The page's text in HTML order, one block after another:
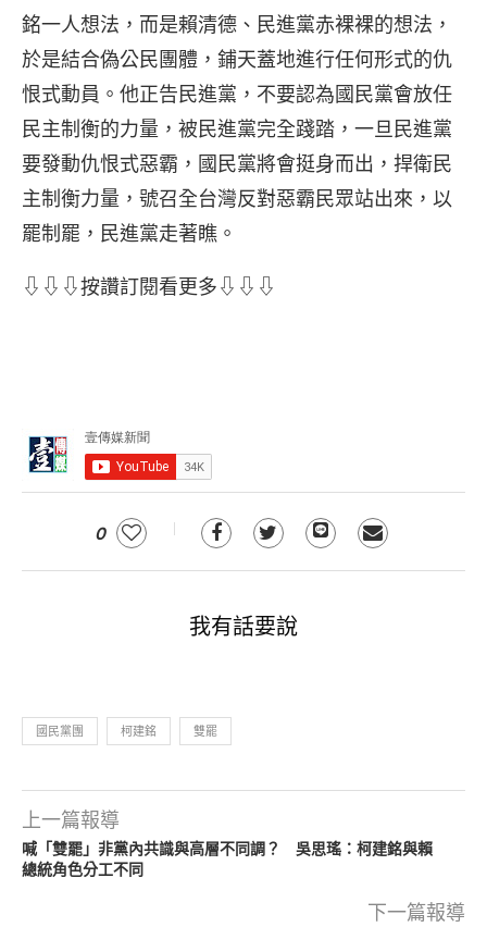
銘一人想法，而是賴清德、民進黨赤裸裸的想法，
於是結合偽公民團體，鋪天蓋地進行任何形式的仇
恨式動員。他正告民進黨，不要認為國民黨會放任
民主制衡的力量，被民進黨完全踐踏，一旦民進黨
要發動仇恨式惡霸，國民黨將會挺身而出，捍衛民
主制衡力量，號召全台灣反對惡霸民眾站出來，以
罷制罷，民進黨走著瞧。
⇩⇩⇩按讚訂閱看更多⇩⇩⇩
0
我有話要說
國民黨團 柯建銘 雙罷
上一篇報導
喊「雙罷」非黨內共識與高層不同調？ 吳思瑤：柯建銘與賴
總統角色分工不同
下一篇報導